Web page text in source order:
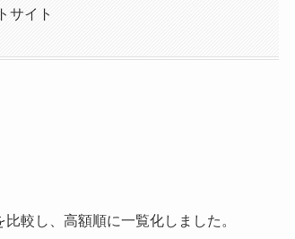
サイト
較し、高額順に一覧化しました。